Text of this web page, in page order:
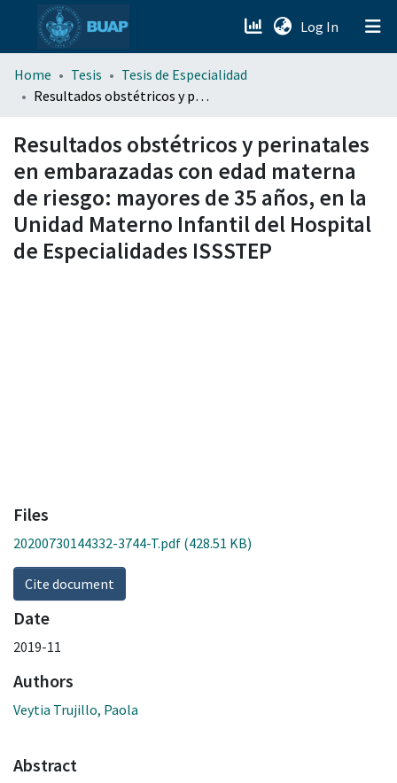
Log In (current)
menu.section.about_menu
Home Tesis
Tesis de Especialidad
Resultados obstétricos y perinatales en embarazadas con edad materna de riesgo: mayores de 35 años, en la Unidad Materno Infantil del Hospital de Especialidades ISSSTEP
Resultados obstétricos y perinatales
en embarazadas con edad materna
de riesgo: mayores de 35 años, en la
Unidad Materno Infantil del Hospital
de Especialidades ISSSTEP
Files
20200730144332-3744-T.pdf (428.51 KB)
Cite document
Date
2019-11
Authors
Veytia Trujillo, Paola
Abstract